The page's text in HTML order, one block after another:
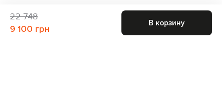
22 748
9 100 грн
В корзину